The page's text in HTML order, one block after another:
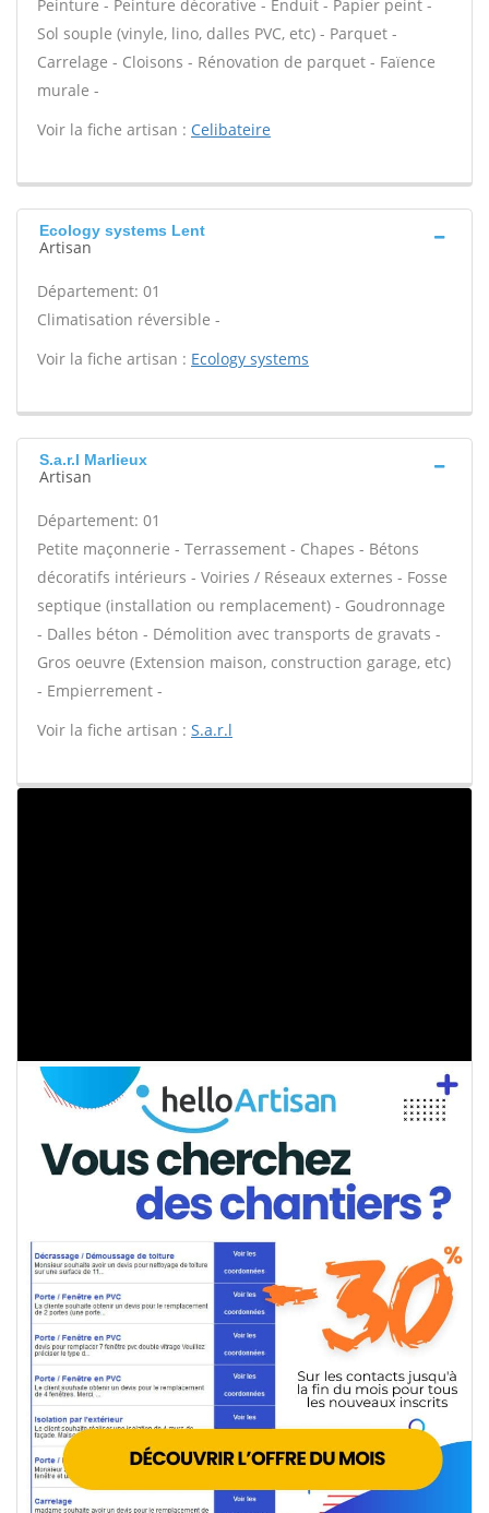
Peinture - Peinture décorative - Enduit - Papier peint -
Sol souple (vinyle, lino, dalles PVC, etc) - Parquet -
Carrelage - Cloisons - Rénovation de parquet - Faïence
murale -
Voir la fiche artisan : Celibateire
Ecology systems Lent
Artisan
Département: 01
Climatisation réversible -
Voir la fiche artisan : Ecology systems
S.a.r.l Marlieux
Artisan
Département: 01
Petite maçonnerie - Terrassement - Chapes - Bétons
décoratifs intérieurs - Voiries / Réseaux externes - Fosse
septique (installation ou remplacement) - Goudronnage
- Dalles béton - Démolition avec transports de gravats -
Gros oeuvre (Extension maison, construction garage, etc)
- Empierrement -
Voir la fiche artisan : S.a.r.l